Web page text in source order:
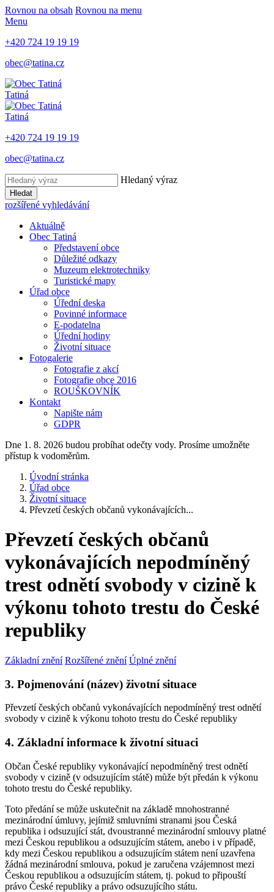
Rovnou na obsah Rovnou na menu
Menu
+420 724 19 19 19
obec@tatina.cz
Tatiná
Tatiná
+420 724 19 19 19
obec@tatina.cz
Hledaný výraz
Hledat
rozšířené vyhledávání
Aktuálně
Obec Tatiná
Představení obce
Důležité odkazy
Muzeum elektrotechniky
Turistické mapy
Úřad obce
Úřední deska
Povinné informace
E-podatelna
Úřední hodiny
Životní situace
Fotogalerie
Fotografie z akcí
Fotografie obce 2016
ROUŠKOVNÍK
Kontakt
Napište nám
GDPR
Dne 1. 8. 2026 budou probíhat odečty vody. Prosíme umožněte
přístup k vodoměrům.
Úvodní stránka
Úřad obce
Životní situace
Převzetí českých občanů vykonávajících...
Převzetí českých občanů
vykonávajících nepodmíněný
trest odnětí svobody v cizině k
výkonu tohoto trestu do České
republiky
Základní znění Rozšířené znění Úplné znění
3. Pojmenování (název) životní situace
Převzetí českých občanů vykonávajících nepodmíněný trest odnětí
svobody v cizině k výkonu tohoto trestu do České republiky
4. Základní informace k životní situaci
Občan České republiky vykonávající nepodmíněný trest odnětí
svobody v cizině (v odsuzujícím státě) může být předán k výkonu
tohoto trestu do České republiky.
Toto předání se může uskutečnit na základě mnohostranné
mezinárodní úmluvy, jejímiž smluvními stranami jsou Česká
republika i odsuzující stát, dvoustranné mezinárodní smlouvy platné
mezi Českou republikou a odsuzujícím státem, anebo i v případě,
kdy mezi Českou republikou a odsuzujícím státem není uzavřena
žádná mezinárodní smlouva, pokud je zaručena vzájemnost mezi
Českou republikou a odsuzujícím státem, tj. pokud to připouští
právo České republiky a právo odsuzujícího státu.